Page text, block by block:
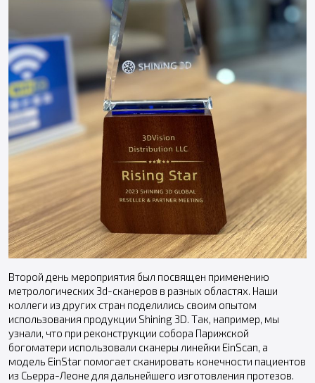
Второй день мероприятия был посвящен применению
метрологических 3d-сканеров в разных областях. Наши
коллеги из других стран поделились своим опытом
использования продукции Shining 3D. Так, например, мы
узнали, что при реконструкции собора Парижской
богоматери использовали сканеры линейки EinScan, а
модель EinStar помогает сканировать конечности пациентов
из Сьерра-Леоне для дальнейшего изготовления протезов.